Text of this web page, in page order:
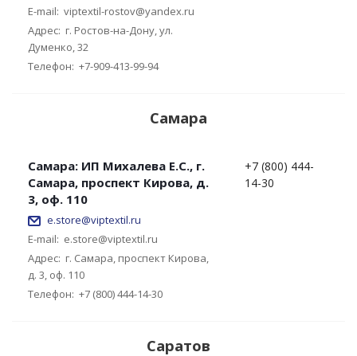
E-mail: viptextil-rostov@yandex.ru
Адрес: г. Ростов-на-Дону, ул.
Думенко, 32
Телефон: +7-909-413-99-94
Самара
Самара: ИП Михалева Е.С., г.
Самара, проспект Кирова, д.
3, оф. 110
e.store@viptextil.ru
E-mail: e.store@viptextil.ru
Адрес: г. Самара, проспект Кирова,
д. 3, оф. 110
Телефон: +7 (800) 444-14-30
+7 (800) 444-
14-30
Саратов